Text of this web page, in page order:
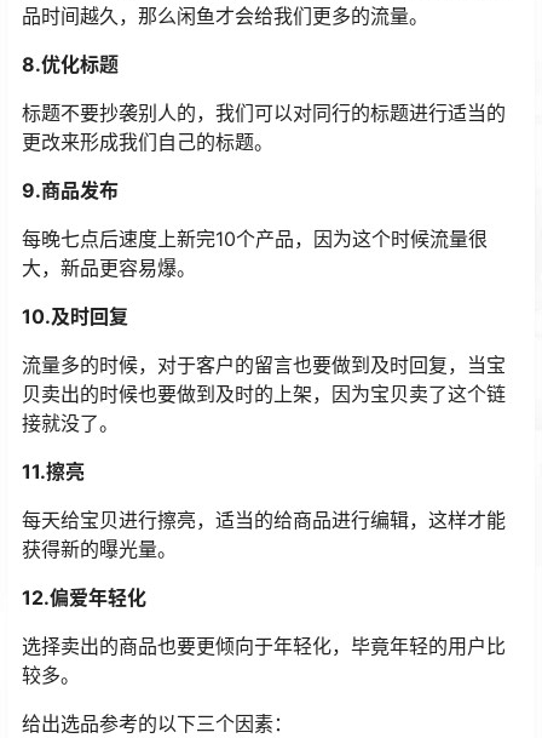
品时间越久，那么闲鱼才会给我们更多的流量。
8.优化标题
标题不要抄袭别人的，我们可以对同行的标题进行适当的
更改来形成我们自己的标题。
9.商品发布
每晚七点后速度上新完10个产品，因为这个时候流量很
大，新品更容易爆。
10.及时回复
流量多的时候，对于客户的留言也要做到及时回复，当宝
贝卖出的时候也要做到及时的上架，因为宝贝卖了这个链
接就没了。
11.擦亮
每天给宝贝进行擦亮，适当的给商品进行编辑，这样才能
获得新的曝光量。
12.偏爱年轻化
选择卖出的商品也要更倾向于年轻化，毕竟年轻的用户比
较多。
给出选品参考的以下三个因素：